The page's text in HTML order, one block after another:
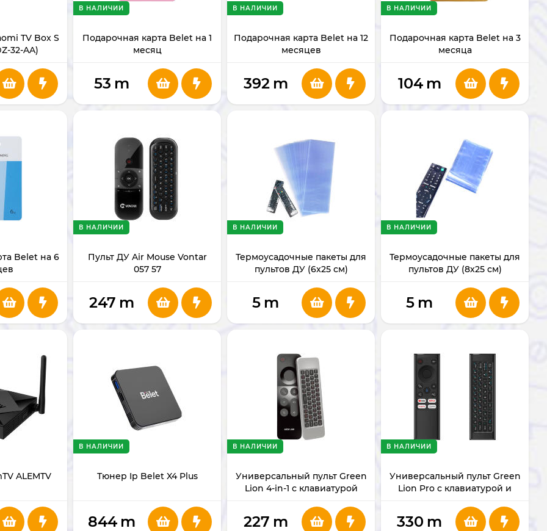
TV Box S
32-AA)
Подарочная карта Belet на 1
месяц
В НАЛИЧИИ
53 m
Подарочная карта Belet на 12
месяцев
В НАЛИЧИИ
392 m
Подарочная карта Belet на 3
месяца
В НАЛИЧИИ
104 m
Belet на 6
Пульт ДУ Air Mouse Vontar
057 57
В НАЛИЧИИ
247 m
Термоусадочные пакеты для
пультов ДУ (6x25 см)
В НАЛИЧИИ
5 m
Термоусадочные пакеты для
пультов ДУ (8х25 см)
В НАЛИЧИИ
5 m
ALEMTV Тюнер Ip Belet X4 Plus
В НАЛИЧИИ
844 m
Универсальный пульт Green
Lion 4-in-1 с клавиатурой
В НАЛИЧИИ
227 m
Универсальный пульт Green
Lion Pro с клавиатурой и
В НАЛИЧИИ
330 m